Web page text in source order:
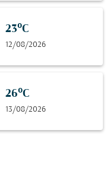
23°C
12/08/2026
26°C
13/08/2026